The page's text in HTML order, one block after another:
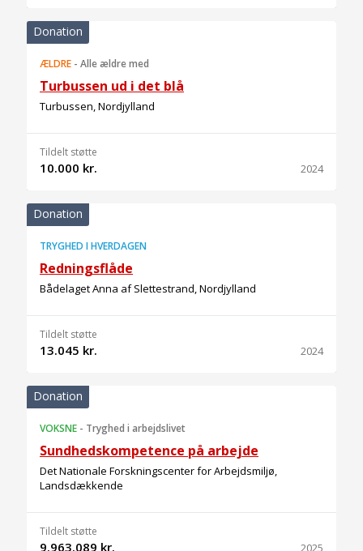
Donation
ÆLDRE - Alle ældre med
Turbussen ud i det blå
Turbussen, Nordjylland
Tildelt støtte
10.000 kr. 2024
Donation
TRYGHED I HVERDAGEN
Redningsflåde
Bådelaget Anna af Slettestrand, Nordjylland
Tildelt støtte
13.045 kr. 2024
Donation
VOKSNE - Tryghed i arbejdslivet
Sundhedskompetence på arbejde
Det Nationale Forskningscenter for Arbejdsmiljø,
Landsdækkende
Tildelt støtte
9.963.089 kr. 2025